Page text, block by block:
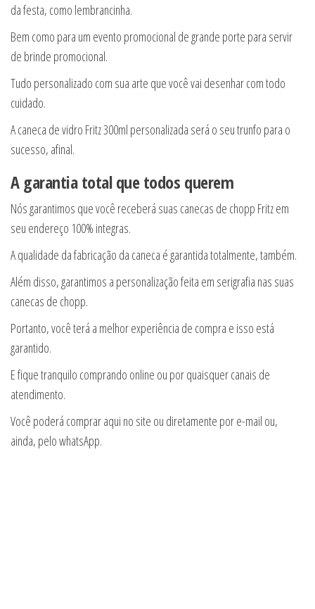
da festa, como lembrancinha.
Bem como para um evento promocional de grande porte para servir
de brinde promocional.
Tudo personalizado com sua arte que você vai desenhar com todo
cuidado.
A caneca de vidro Fritz 300ml personalizada será o seu trunfo para o
sucesso, afinal.
A garantia total que todos querem
Nós garantimos que você receberá suas canecas de chopp Fritz em
seu endereço 100% integras.
A qualidade da fabricação da caneca é garantida totalmente, também.
Além disso, garantimos a personalização feita em serigrafia nas suas
canecas de chopp.
Portanto, você terá a melhor experiência de compra e isso está
garantido.
E fique tranquilo comprando online ou por quaisquer canais de
atendimento.
Você poderá comprar aqui no site ou diretamente por e-mail ou,
ainda, pelo whatsApp.